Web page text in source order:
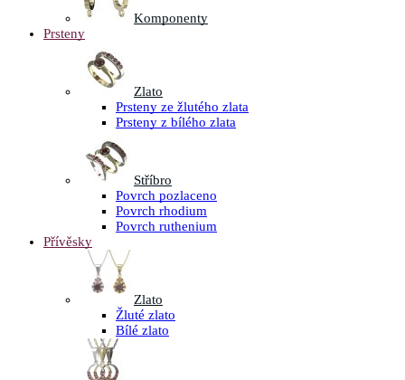
Komponenty
Prsteny
Zlato
Prsteny ze žlutého zlata
Prsteny z bílého zlata
Stříbro
Povrch pozlaceno
Povrch rhodium
Povrch ruthenium
Přívěsky
Zlato
Žluté zlato
Bílé zlato